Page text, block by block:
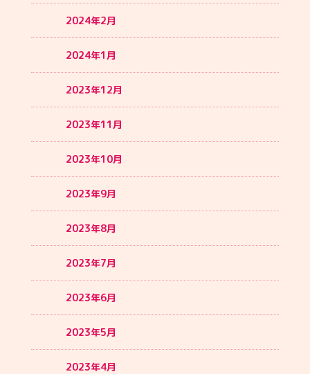
2024年2月
2024年1月
2023年12月
2023年11月
2023年10月
2023年9月
2023年8月
2023年7月
2023年6月
2023年5月
2023年4月